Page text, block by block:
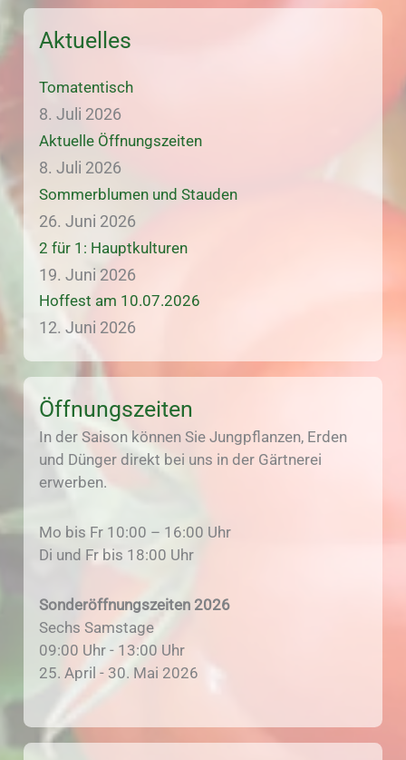
Aktuelles
Tomatentisch
8. Juli 2026
Aktuelle Öffnungszeiten
8. Juli 2026
Sommerblumen und Stauden
26. Juni 2026
2 für 1: Hauptkulturen
19. Juni 2026
Hoffest am 10.07.2026
12. Juni 2026
Öffnungszeiten
In der Saison können Sie Jungpflanzen, Erden
und Dünger direkt bei uns in der Gärtnerei
erwerben.
Mo bis Fr 10:00 – 16:00 Uhr
Di und Fr bis 18:00 Uhr
Sonderöffnungszeiten 2026
Sechs Samstage
09:00 Uhr - 13:00 Uhr
25. April - 30. Mai 2026